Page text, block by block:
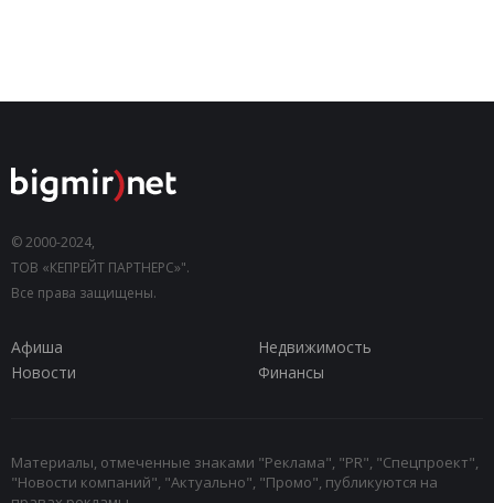
© 2000-2024,
ТОВ «КЕПРЕЙТ ПАРТНЕРС»".
Все права защищены.
Афиша
Недвижимость
Новости
Финансы
Материалы, отмеченные знаками "Реклама", "PR", "Спецпроект",
"Новости компаний", "Актуально", "Промо", публикуются на